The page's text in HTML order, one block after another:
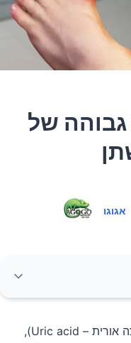
של
אגוגו
רמה גבוהה של חומצת שתן (או חומצה אורית – Uric acid),